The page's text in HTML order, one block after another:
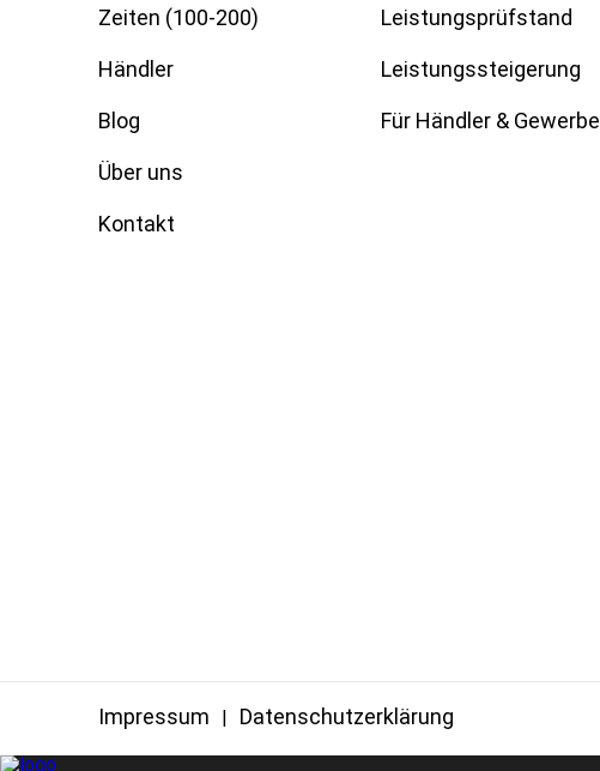
Zeiten (100-200)
Händler
Blog
Über uns
Kontakt
Leistungsprüfstand
Leistungssteigerung
Für Händler & Gewerbe
Impressum Datenschutzerklärung